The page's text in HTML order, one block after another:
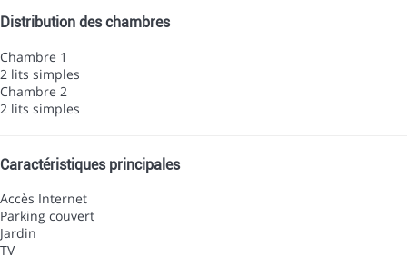
Distribution des chambres
Chambre 1
2 lits simples
Chambre 2
2 lits simples
Caractéristiques principales
Accès Internet
Parking couvert
Jardin
TV